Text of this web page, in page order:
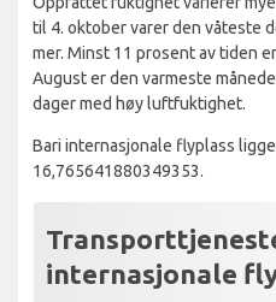
til 4. oktober varer den våteste
mer. Minst 11 prosent av tiden
August er den varmeste
dager med høy luftfuktighet.
Bari internasjonale flyplass
16,765641880349353.
internasjonale